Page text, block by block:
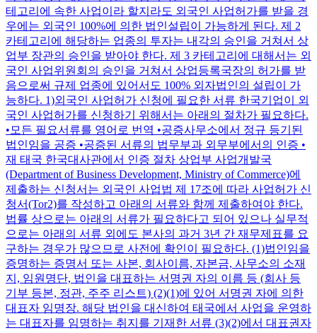
테고리에 속한 사업이라 할지라도 외국인 사업허가를 받을 경
우에는 외국인 100%에 의한 법인설립이 가능하게 된다. 제 2
카테고리에 해당하는 업종의 투자는 내각의 승인을 거쳐서 상
업부 장관의 승인을 받아야 한다. 제 3 카테고리에 대해서는 외
국인 사업위원회의 승인을 거쳐서 상업등록국장의 허가를 받
음으로써 규제 업종에 있어서도 100% 외자법인의 설립이 가
능하다. 1)외국인 사업허가 신청에 필요한 서류 한국기업이 외
국인 사업허가를 신청하기 위해서는 아래의 절차가 필요하다.
•모든 필요서류를 영어로 번역 •공증사무소에서 정규 등기된
법인임을 공증 •공증된 서류의 법무부과 외무부에서의 인증 •
재 태국 한국대사관에서 인증 절차 상업부 사업개발국
(Department of Business Development, Ministry of Commerce)에
제출하는 신청서는 외국인 사업법 제 17조에 따라 사업허가 신
청서(Tor2)를 작성하고 아래의 서류와 함께 제출하여야 한다.
법률 상으로는 아래의 서류가 필요하다고 되어 있으나 실무적
으로는 아래의 서류 외에도 본사의 과거 3년 간 재무제표를 요
구하는 경우가 많으므로 사전에 확인이 필요하다. (1)법인임을
증명하는 증명서 또는 사본, 회사이름, 자본금, 사무소의 소재
지, 임원명단, 법인을 대표하는 서명권 자의 이름 등 (회사 등
기부 등본, 정관, 주주 리스트) (2)(1)에 있어 서명권 자에 의한
대표자 임명장. 해당 법인을 대신하여 태국에서 사업을 운영하
는 대표자를 임명하는 취지를 기재한 서류 (3)(2)에서 대표권자